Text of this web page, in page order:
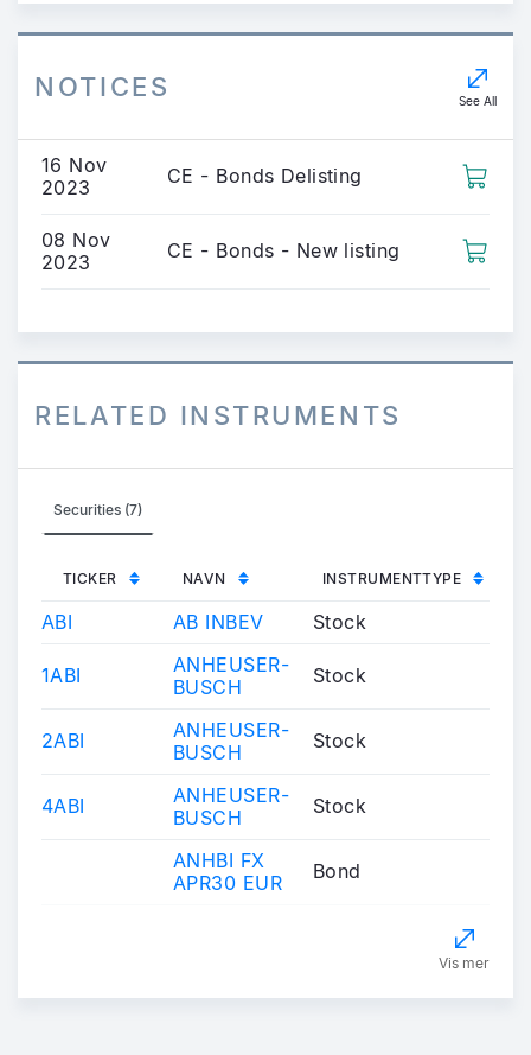
NOTICES See All
16 Nov
2023
CE - Bonds Delisting
08 Nov
2023
CE - Bonds - New listing
RELATED INSTRUMENTS
Securities (7)
TICKER NAVN INSTRUMENTTYPE
ABI AB INBEV Stock
1ABI
ANHEUSER-
BUSCH
Stock
2ABI
ANHEUSER-
BUSCH
Stock
4ABI
ANHEUSER-
BUSCH
Stock
ANHBI FX
APR30 EUR
Bond
Vis mer